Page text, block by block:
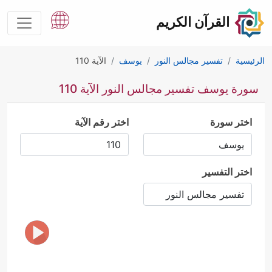
القرآن الكريم
الرئيسية تفسير مجالس النور يوسف الآية 110
سورة يوسف تفسير مجالس النور الآية 110
اختر سورة اختر رقم الآية
اختر التفسير